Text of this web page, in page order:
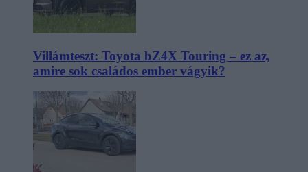
Villámteszt: Toyota bZ4X Touring – ez az,
amire sok családos ember vágyik?